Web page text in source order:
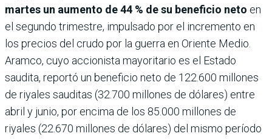
martes un aumento de 44 % de su beneficio neto en
el segundo trimestre, impulsado por el incremento en
los precios del crudo por la guerra en Oriente Medio.
Aramco, cuyo accionista mayoritario es el Estado
saudita, reportó un beneficio neto de 122.600 millones
de riyales sauditas (32.700 millones de dólares) entre
abril y junio, por encima de los 85.000 millones de
riyales (22.670 millones de dólares) del mismo período